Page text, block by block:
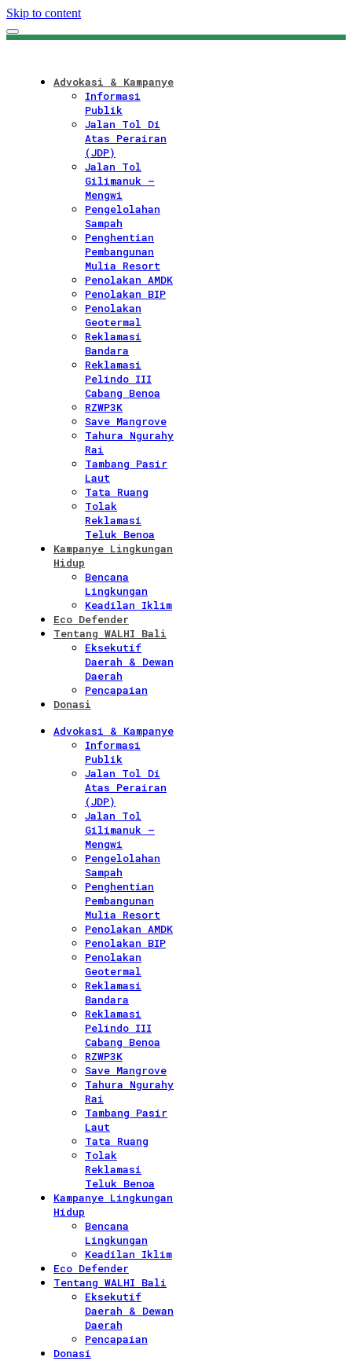
Skip to content
Advokasi & Kampanye
Informasi
Publik
Jalan Tol Di
Atas Perairan
(JDP)
Jalan Tol
Gilimanuk –
Mengwi
Pengelolahan
Sampah
Penghentian
Pembangunan
Mulia Resort
Penolakan AMDK
Penolakan BIP
Penolakan
Geotermal
Reklamasi
Bandara
Reklamasi
Pelindo III
Cabang Benoa
RZWP3K
Save Mangrove
Tahura Ngurahy
Rai
Tambang Pasir
Laut
Tata Ruang
Tolak
Reklamasi
Teluk Benoa
Kampanye Lingkungan
Hidup
Bencana
Lingkungan
Keadilan Iklim
Eco Defender
Tentang WALHI Bali
Eksekutif
Daerah & Dewan
Daerah
Pencapaian
Donasi
Advokasi & Kampanye
Informasi
Publik
Jalan Tol Di
Atas Perairan
(JDP)
Jalan Tol
Gilimanuk –
Mengwi
Pengelolahan
Sampah
Penghentian
Pembangunan
Mulia Resort
Penolakan AMDK
Penolakan BIP
Penolakan
Geotermal
Reklamasi
Bandara
Reklamasi
Pelindo III
Cabang Benoa
RZWP3K
Save Mangrove
Tahura Ngurahy
Rai
Tambang Pasir
Laut
Tata Ruang
Tolak
Reklamasi
Teluk Benoa
Kampanye Lingkungan
Hidup
Bencana
Lingkungan
Keadilan Iklim
Eco Defender
Tentang WALHI Bali
Eksekutif
Daerah & Dewan
Daerah
Pencapaian
Donasi